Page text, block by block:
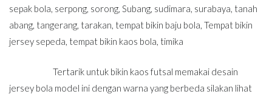
sepak bola, serpong, sorong, Subang, sudimara, surabaya, tanah
abang, tangerang, tarakan, tempat bikin baju bola, Tempat bikin
jersey sepeda, tempat bikin kaos bola, timika
Tertarik untuk bikin kaos futsal memakai desain
jersey bola model ini dengan warna yang berbeda silakan lihat